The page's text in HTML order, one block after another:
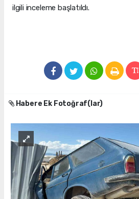
ilgili inceleme başlatıldı.
Habere Ek Fotoğraf(lar)